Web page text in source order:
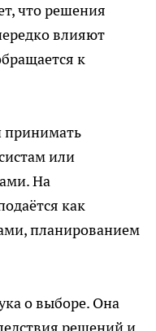
что решения
влияют
к
принимать
или
На
как
планированием
о выборе. Она